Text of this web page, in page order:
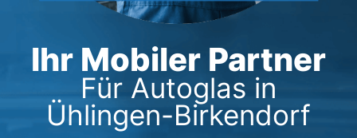
Ihr Mobiler Partner
Für Autoglas in
Ühlingen-Birkendorf